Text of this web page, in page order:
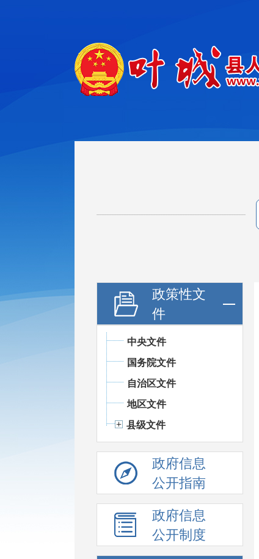
政策性文
件
中央文件
国务院文件
自治区文件
地区文件
县级文件
政府信息
公开指南
政府信息
公开制度